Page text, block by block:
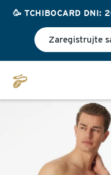
🥳 TCHIBOCARD
Zaregistrujte